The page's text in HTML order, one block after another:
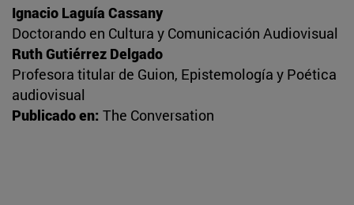
Ignacio Laguía Cassany
Doctorando en Cultura y Comunicación Audiovisual
Ruth Gutiérrez Delgado
Profesora titular de Guion, Epistemología y Poética
audiovisual
Publicado en: The Conversation